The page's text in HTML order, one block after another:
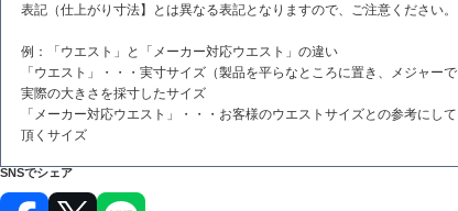
表記（仕上がり寸法】とは異なる表記となりますので、ご注意ください。
例：「ウエスト」と「メーカー対応ウエスト」の違い
「ウエスト」・・・実寸サイズ（製品を平らなところに置き、メジャーで
実際の大きさを採寸したサイズ
「メーカー対応ウエスト」・・・お客様のウエストサイズとの参考にして
頂くサイズ
SNSでシェア